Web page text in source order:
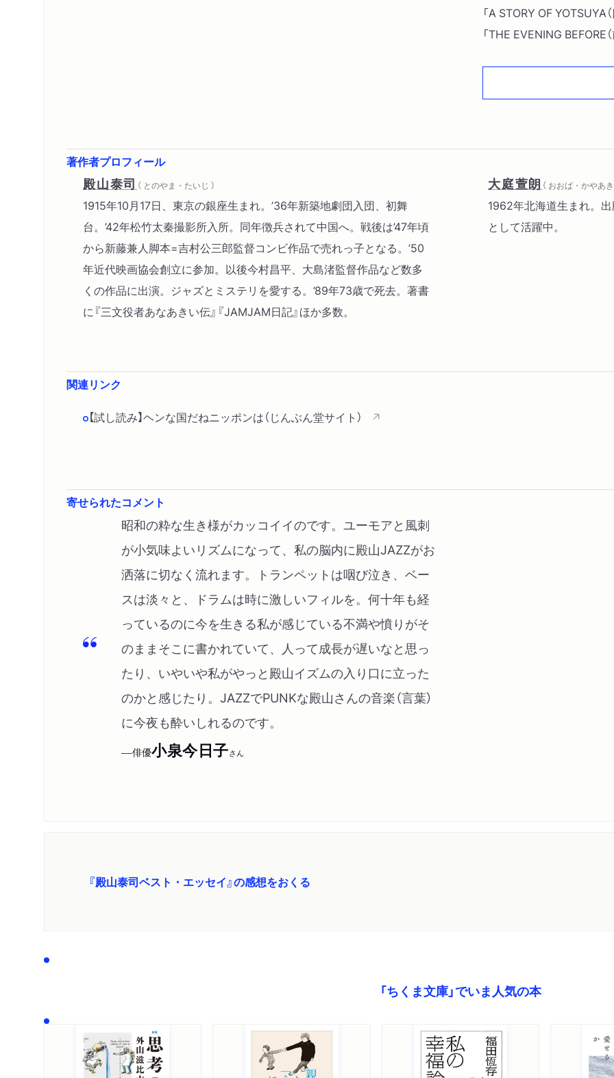
「A STORY OF YOTSUYA
「THE EVENING BEFORE（
「THE JAPANESE ARMY（
「P・O・W（捕虜）」から
「安城家の舞踏会」から
「愛妻物語」から
「わが町」から
・『三文役者のニッポン日
著作者プロフィール
殿山泰司 （ とのやま・たいじ ）
1915年10月17日、東京の銀座生まれ。’36年新築地劇団入団、初舞
台。’42年松竹太秦撮影所入所。同年徴兵されて中国へ。戦後は’47年頃
から新藤兼人脚本=吉村公三郎監督コンビ作品で売れっ子となる。’50
年近代映画協会創立に参加。以後今村昌平、大島渚監督作品など数多
くの作品に出演。ジャズとミステリを愛する。’89年73歳で死去。著書
に『三文役者あなあきい伝』『JAMJAM日記』ほか多数。
大庭萱朗 （ おおば・かやあき
1962年北海道生まれ。
として活躍中。
関連リンク
【試し読み】ヘンな国だねニッポンは（じんぶん堂サイト）
寄せられたコメント
昭和の粋な生き様がカッコイイのです。ユーモアと風刺
が小気味よいリズムになって、私の脳内に殿山JAZZがお
洒落に切なく流れます。トランペットは咽び泣き、ベー
スは淡々と、ドラムは時に激しいフィルを。何十年も経
っているのに今を生きる私が感じている不満や憤りがそ
のままそこに書かれていて、人って成長が遅いなと思っ
たり、いやいや私がやっと殿山イズムの入り口に立った
のかと感じたり。JAZZでPUNKな殿山さんの音楽（言葉）
に今夜も酔いしれるのです。
──俳優小泉今日子さん
『殿山泰司ベスト・エッセイ』の感想をおくる
「ちくま文庫」でいま人気の本